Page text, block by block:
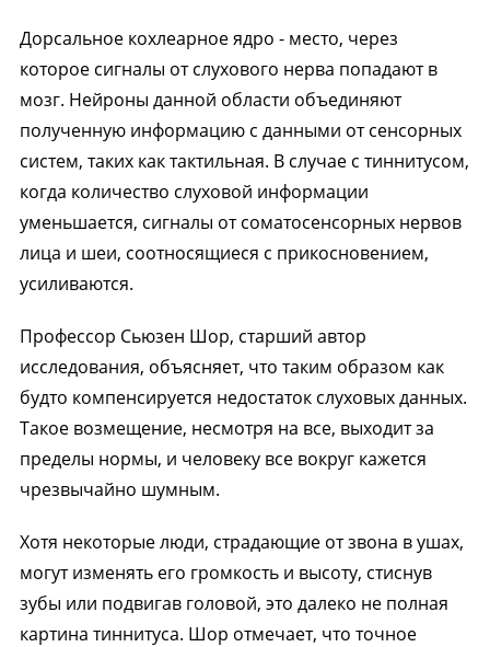
Дорсальное кохлеарное ядро - место, через
которое сигналы от слухового нерва попадают в
мозг. Нейроны данной области объединяют
полученную информацию с данными от сенсорных
систем, таких как тактильная. В случае с тиннитусом,
когда количество слуховой информации
уменьшается, сигналы от соматосенсорных нервов
лица и шеи, соотносящиеся с прикосновением,
усиливаются.
Профессор Сьюзен Шор, старший автор
исследования, объясняет, что таким образом как
будто компенсируется недостаток слуховых данных.
Такое возмещение, несмотря на все, выходит за
пределы нормы, и человеку все вокруг кажется
чрезвычайно шумным.
Хотя некоторые люди, страдающие от звона в ушах,
могут изменять его громкость и высоту, стиснув
зубы или подвигав головой, это далеко не полная
картина тиннитуса. Шор отмечает, что точное